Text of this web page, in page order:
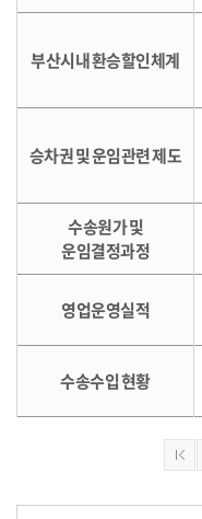
부산시내 환승할인체계
승차권 및 운임관련 제도
수송원가 및
운임결정과정
영업운영실적
수송수입 현황